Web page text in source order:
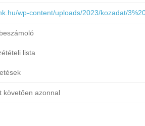
wp-content/uploads/2023/kozadat/
lista
követően azonnal